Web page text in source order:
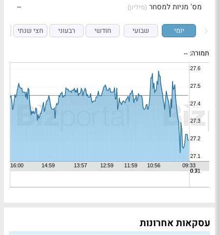
מס' מניות למסחר (מיליון) --
יומי שבועי חודשי רבעוני חצי שנתי
תמורה: --
עסקאות אחרונות